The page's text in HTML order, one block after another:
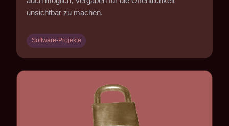
unsichtbar zu machen.
Software-Projekte